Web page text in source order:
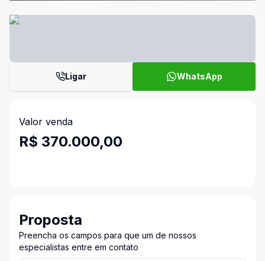
Ligar WhatsApp
Valor venda
R$ 370.000,00
Proposta
Preencha os campos para que um de nossos
especialistas entre em contato